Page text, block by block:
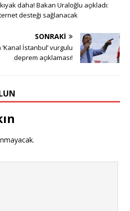
daha! Bakan Uraloğlu açıkladı:
desteği sağlanacak
SONRAKI
İstanbul’ vurgulu
deprem açıklaması!